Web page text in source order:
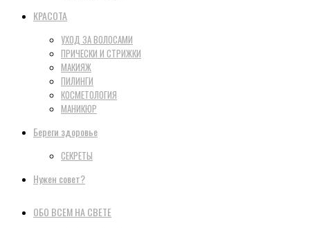
КРАСОТА
УХОД ЗА ВОЛОСАМИ
ПРИЧЕСКИ И СТРИЖКИ
МАКИЯЖ
ПИЛИНГИ
КОСМЕТОЛОГИЯ
МАНИКЮР
Береги здоровье
СЕКРЕТЫ
Нужен совет?
ОБО ВСЕМ НА СВЕТЕ